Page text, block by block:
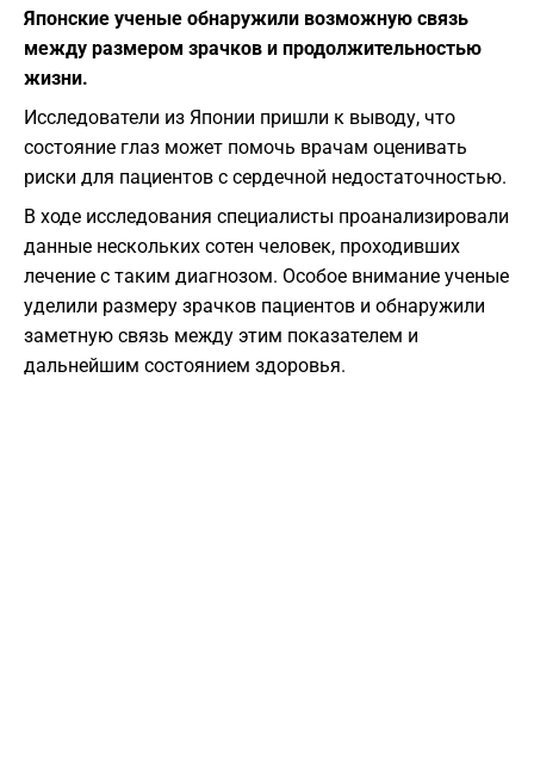
Японские ученые обнаружили возможную связь
между размером зрачков и продолжительностью
жизни.
Исследователи из Японии пришли к выводу, что
состояние глаз может помочь врачам оценивать
риски для пациентов с сердечной недостаточностью.
В ходе исследования специалисты проанализировали
данные нескольких сотен человек, проходивших
лечение с таким диагнозом. Особое внимание ученые
уделили размеру зрачков пациентов и обнаружили
заметную связь между этим показателем и
дальнейшим состоянием здоровья.